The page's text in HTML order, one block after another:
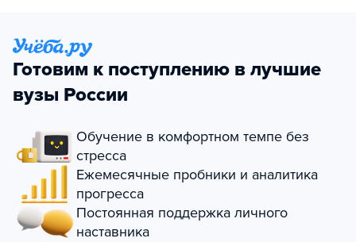
Готовим к поступлению в лучшие
вузы России
Обучение в комфортном темпе без
стресса
Ежемесячные пробники и аналитика
прогресса
Постоянная поддержка личного
наставника